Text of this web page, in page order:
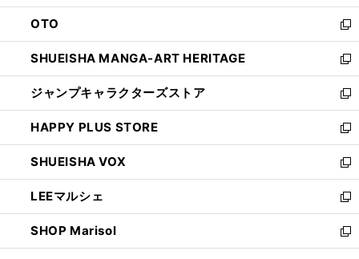
ウ
で
開
く
ン
ド
ウ
で
開
く
OTO
新
し
い
ウ
ィ
ン
ド
ウ
で
開
く
SHUEISHA MANGA-ART HERITAGE
新
し
い
ウ
ィ
ン
ド
ウ
で
開
く
ジャンプキャラクターズストア
新
し
い
ウ
ィ
ン
ド
ウ
で
開
HAPPY PLUS STORE
新
し
い
ウ
ィ
ン
ド
ウ
SHUEISHA VOX
新
し
い
ウ
ィ
ン
LEEマルシェ
新
し
い
ウ
SHOP Marisol
新
し